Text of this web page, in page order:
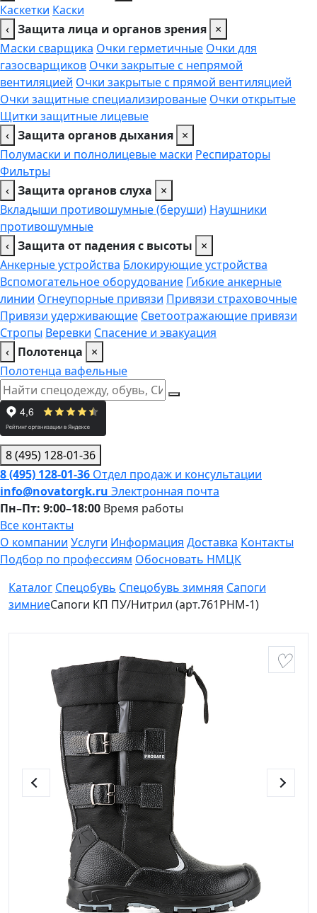
Каскетки Каски
‹ Защита лица и органов зрения ×
Маски сварщика Очки герметичные Очки для
газосварщиков Очки закрытые с непрямой
вентиляцией Очки закрытые с прямой вентиляцией
Очки защитные специализированые Очки открытые
Щитки защитные лицевые
‹ Защита органов дыхания ×
Полумаски и полнолицевые маски Респираторы
Фильтры
‹ Защита органов слуха
×
Вкладыши противошумные (беруши) Наушники
противошумные
‹ Защита от падения с высоты
×
Анкерные устройства Блокирующие устройства
Вспомогательное оборудование Гибкие анкерные
линии Огнеупорные привязи Привязи страховочные
Привязи удерживающие Светоотражающие привязи
Стропы Веревки Спасение и эвакуация
‹ Полотенца
×
Полотенца вафельные
8 (495) 128-01-36
8 (495) 128-01-36 Отдел продаж и консультации
info@novatorgk.ru Электронная почта
Пн–Пт: 9:00–18:00 Время работы
Все контакты
О компании Услуги Информация Доставка Контакты
Подбор по профессиям Обосновать НМЦК
Каталог Спецобувь Спецобувь зимняя Сапоги
зимниеСапоги КП ПУ/Нитрил (арт.761РНМ-1)